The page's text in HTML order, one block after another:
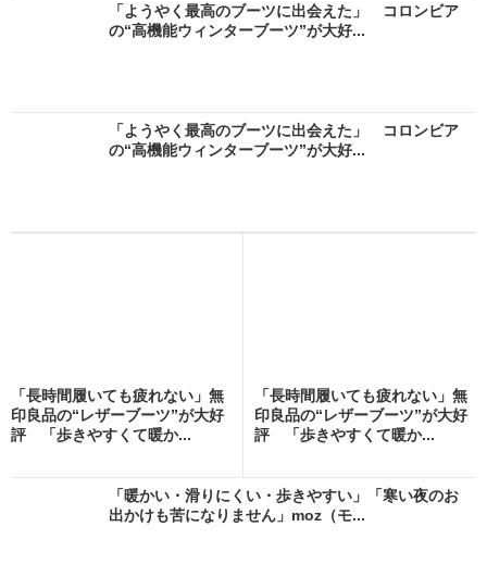
「ようやく最高のブーツに出会えた」 コロンビア
の“高機能ウィンターブーツ”が大好...
「ようやく最高のブーツに出会えた」 コロンビア
の“高機能ウィンターブーツ”が大好...
「長時間履いても疲れない」無
印良品の“レザーブーツ”が大好
評 「歩きやすくて暖か...
「長時間履いても疲れない」無
印良品の“レザーブーツ”が大好
評 「歩きやすくて暖か...
「暖かい・滑りにくい・歩きやすい」「寒い夜のお
出かけも苦になりません」moz（モ...